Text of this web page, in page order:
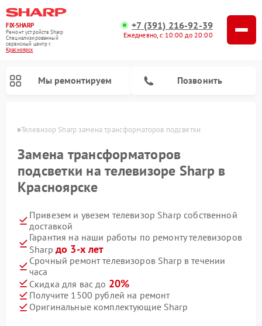
FIX-SHARP
Ремонт устройств Sharp
Специализированный
cервисный центр г.
Красноярск
+7 (391) 216-92-39
Ежедневно, с 10:00 до 20:00
Мы ремонтируем Позвонить
Телевизор Sharp замена трансформаторов подсветки
Замена трансформаторов
подсветки на телевизоре Sharp в
Красноярске
Привезем и увезем телевизор Sharp собственной
доставкой
Гарантия на наши работы по ремонту телевизоров
Sharp до 3-х лет
Срочный ремонт телевизоров Sharp в течении
часа
Скидка для вас до 20%
Получите 1500 рублей на ремонт
Оригинальные комплектующие Sharp